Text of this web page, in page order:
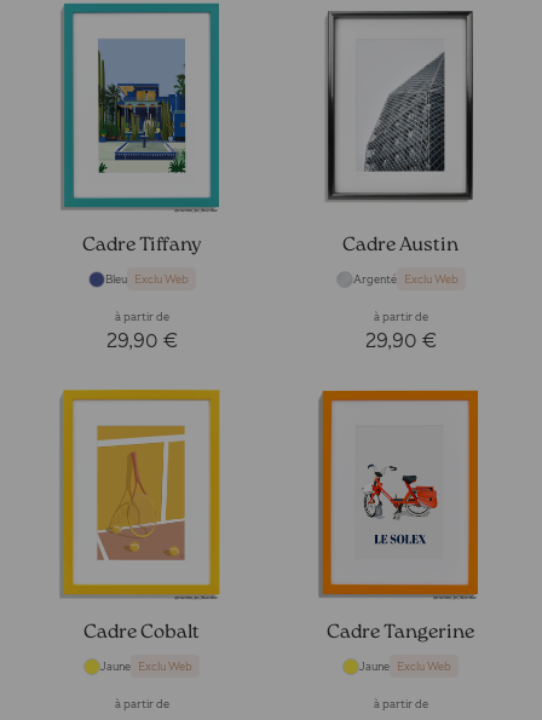
Cadre Tiffany
Bleu Exclu Web
à partir de
29,90 €
Cadre Austin
Argenté Exclu Web
à partir de
29,90 €
Cadre Cobalt
Jaune Exclu Web
à partir de
Cadre Tangerine
Jaune Exclu Web
à partir de